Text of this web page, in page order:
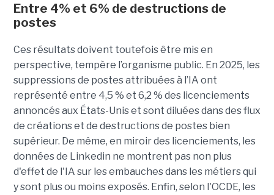
Entre 4% et 6% de destructions de
postes
Ces résultats doivent toutefois être mis en
perspective, tempère l’organisme public. En 2025, les
suppressions de postes attribuées à l’IA ont
représenté entre 4,5 % et 6,2 % des licenciements
annoncés aux États-Unis et sont diluées dans des flux
de créations et de destructions de postes bien
supérieur. De même, en miroir des licenciements, les
données de Linkedin ne montrent pas non plus
d'effet de l'IA sur les embauches dans les métiers qui
y sont plus ou moins exposés. Enfin, selon l'OCDE, les